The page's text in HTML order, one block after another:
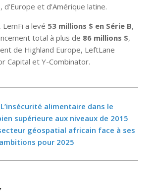
d’Europe et d’Amérique latine.
a levé 53 millions $ en Série B,
total à plus de 86 millions $,
de Highland Europe, LeftLane
Capital et Y-Combinator.
L’insécurité alimentaire dans le
supérieure aux niveaux de 2015
géospatial africain face à ses
pour 2025